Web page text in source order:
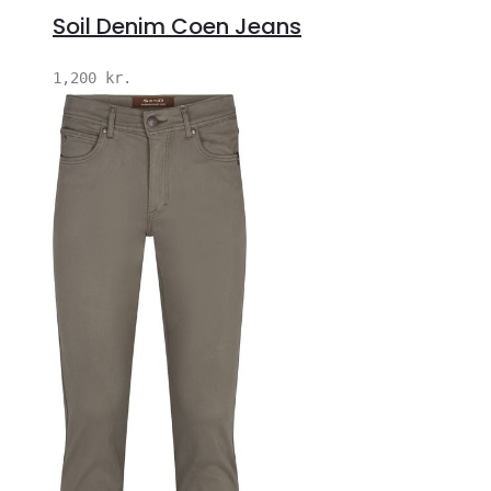
Soil Denim Coen Jeans
1,200 kr.